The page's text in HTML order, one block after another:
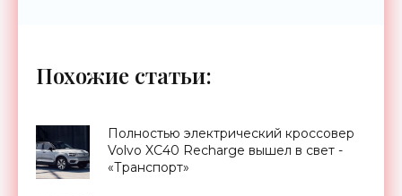
Похожие статьи:
Полностью электрический кроссовер
Volvo XC40 Recharge вышел в свет -
«Транспорт»